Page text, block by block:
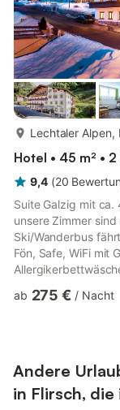
Lechtaler Alpen,
Hotel • 45 m² •
9,4 (20
Suite Galzig mit ca.
unsere Zimmer
Ski/Wanderbus
Fön, Safe, WiFi mit
zusätzliches
sowohl im...
ab 275 € / Nacht
Andere
in Flirsch,